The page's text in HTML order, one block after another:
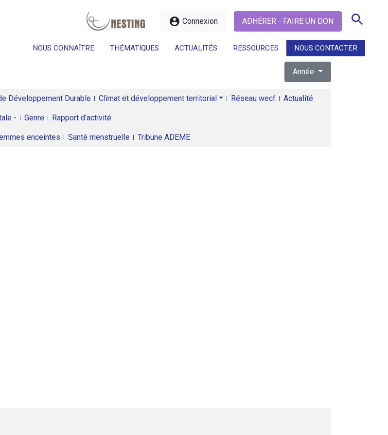
account_circle Connexion ADHÉRER - FAIRE UN DON search
NOUS CONNAÎTRE THÉMATIQUES ACTUALITÉS RESSOURCES NOUS CONTACTER
search
Année
Développement Durable Climat et développement territorial Réseau wecf Actualité
- Genre Rapport d'activité
enceintes Santé menstruelle Tribune ADEME